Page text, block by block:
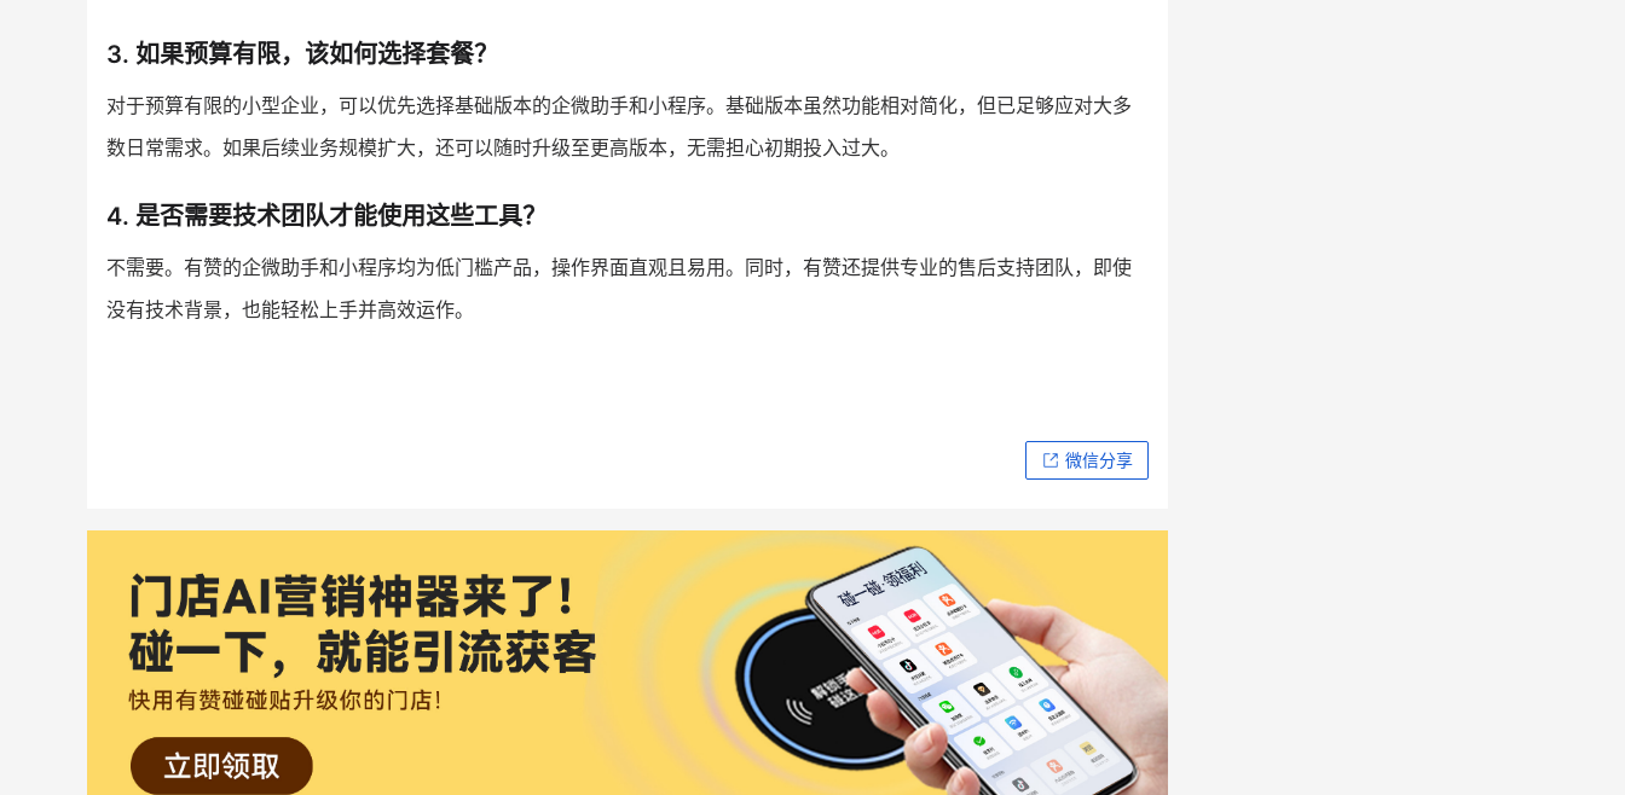
3. 如果预算有限，该如何选择套餐？
对于预算有限的小型企业，可以优先选择基础版本的企微助手和小程序。基础版本虽然功能相对简化，但已足够应对大多
数日常需求。如果后续业务规模扩大，还可以随时升级至更高版本，无需担心初期投入过大。
4. 是否需要技术团队才能使用这些工具？
不需要。有赞的企微助手和小程序均为低门槛产品，操作界面直观且易用。同时，有赞还提供专业的售后支持团队，即使
没有技术背景，也能轻松上手并高效运作。
微信分享